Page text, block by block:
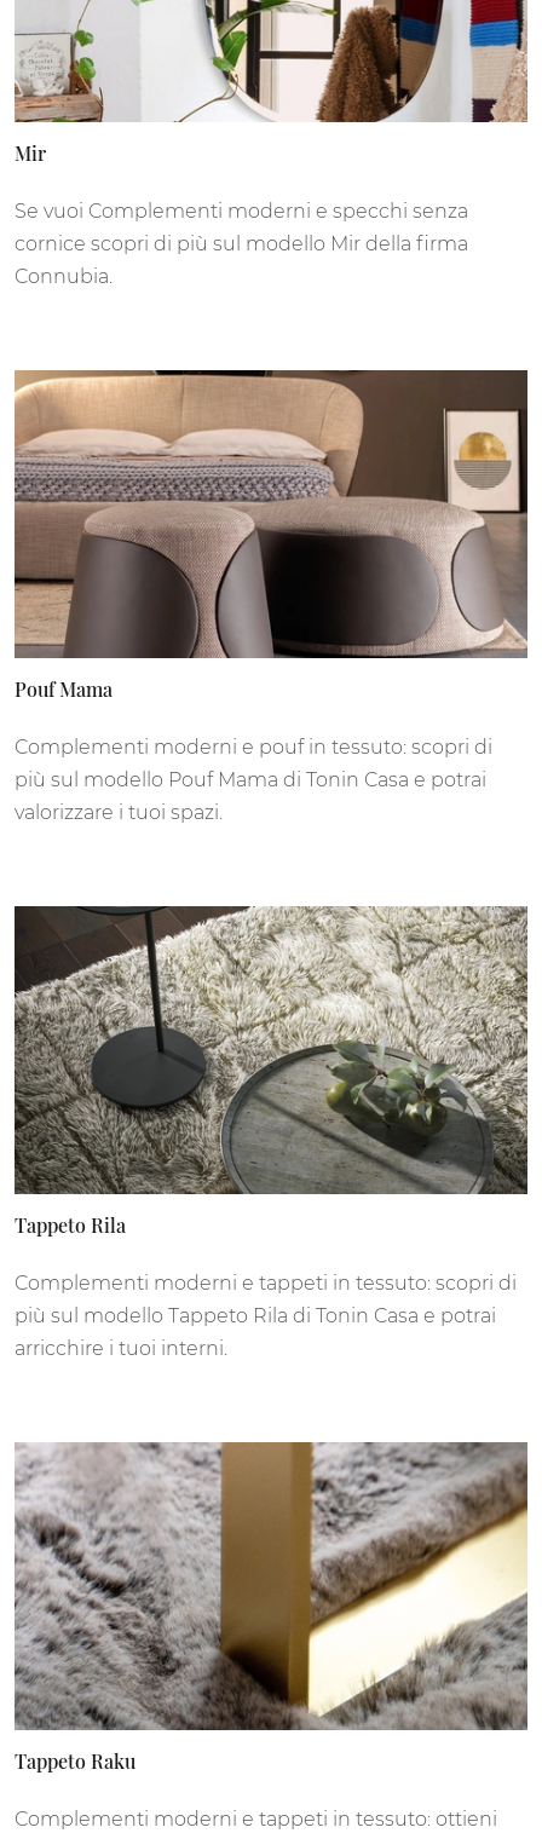
Mir
Se vuoi Complementi moderni e specchi senza
cornice scopri di più sul modello Mir della firma
Connubia.
Pouf Mama
Complementi moderni e pouf in tessuto: scopri di
più sul modello Pouf Mama di Tonin Casa e potrai
valorizzare i tuoi spazi.
Tappeto Rila
Complementi moderni e tappeti in tessuto: scopri di
più sul modello Tappeto Rila di Tonin Casa e potrai
arricchire i tuoi interni.
Tappeto Raku
Complementi moderni e tappeti in tessuto: ottieni